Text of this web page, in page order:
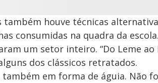
houve técnicas
consumidas na quadra da
um setor inteiro. “Do Leme ao
dos clássicos retratados.
em forma de águia. Não